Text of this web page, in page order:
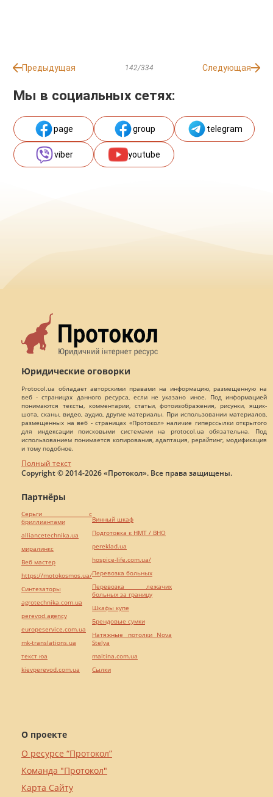
Предыдущая 142/334 Следующая
Мы в социальных сетях:
page group telegram
viber youtube
Юридические оговорки
Protocol.ua обладает авторскими правами на информацию, размещенную на
веб - страницах данного ресурса, если не указано иное. Под информацией
понимаются тексты, комментарии, статьи, фотоизображения, рисунки, ящик-
шота, сканы, видео, аудио, другие материалы. При использовании материалов,
размещенных на веб - страницах «Протокол» наличие гиперссылки открытого
для индексации поисковыми системами на protocol.ua обязательна. Под
использованием понимается копирования, адаптация, рерайтинг, модификация
и тому подобное.
Полный текст
Copyright © 2014-2026 «Протокол». Все права защищены.
О проекте
О ресурсе “Протокол”
Команда "Протокол"
Карта Сайту
Партнёры
Серьги с
бриллиантами
alliancetechnika.ua
миралинкс
Веб мастер
https://motokosmos.ua/
Синтезаторы
agrotechnika.com.ua
perevod.agency
europeservice.com.ua
mk-translations.ua
текст юа
kievperevod.com.ua
Винный шкаф
Подготовка к НМТ / ВНО
pereklad.ua
hospice-life.com.ua/
Перевозка больных
Перевозка лежачих
больных за границу
Шкафы купе
Брендовые сумки
Натяжные потолки Nova
Stelya
maltina.com.ua
Cылки